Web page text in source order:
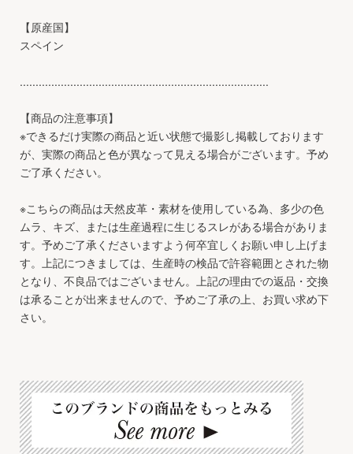
【原産国】
スペイン
...............................................................................
【商品の注意事項】
※できるだけ実際の商品と近い状態で撮影し掲載しております
が、実際の商品と色が異なって見える場合がございます。予め
ご了承ください。
※こちらの商品は天然皮革・素材を使用している為、多少の色
ムラ、キズ、または生産過程に生じるスレがある場合がありま
す。予めご了承くださいますよう何卒宜しくお願い申し上げま
す。上記につきましては、生産時の検品で許容範囲とされた物
となり、不良品ではございません。上記の理由での返品・交換
は承ることが出来ませんので、予めご了承の上、お買い求め下
さい。